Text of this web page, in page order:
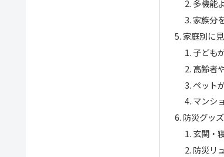
多機能
家族分
家庭別に
子ども
高齢者
ペット
マンシ
防災グッ
玄関・
防災リ